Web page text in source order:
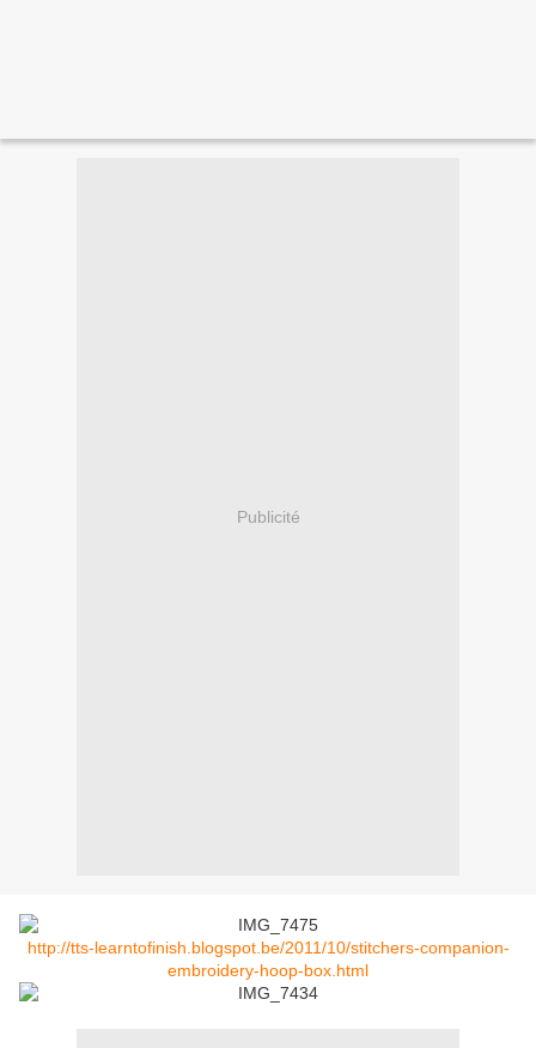
Publicité
http://tts-learntofinish.blogspot.be/2011/10/stitchers-companion-
embroidery-hoop-box.html